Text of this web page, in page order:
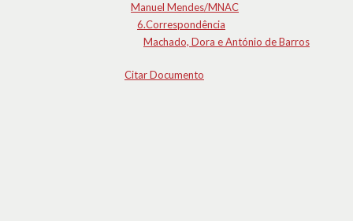
Manuel Mendes/MNAC
6.Correspondência
Machado, Dora e António de Barros
Citar Documento